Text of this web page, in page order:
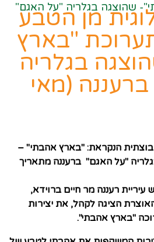
שהוצגה בגלריה "על האגם"
מן הטבע
"בארץ
בגלריה
(מאי
הנקראת: "בארץ אהבתי" –
"על האגם" ברעננה מתאריך
רעננה מר חיים ברוידא,
בתאריך 30.5.25, והאוצרת הציגה לקהל, את יצירות
"בארץ אהבתי".